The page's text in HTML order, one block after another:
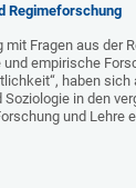
Regimeforschung
mit Fragen aus der
empirische
haben
in den
und Lehre